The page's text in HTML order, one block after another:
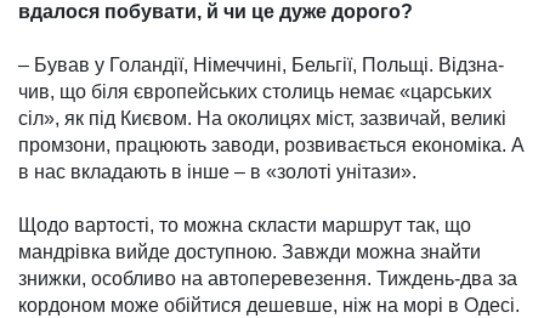
вдалося побувати, й чи це дуже дорого?
– Бував у Голандії, Німеч­чині, Бельгії, Польщі. Відзна­
чив, що біля європейських столиць немає «царських
сіл», як під Києвом. На околицях міст, зазвичай, великі
промзо­ни, працюють заводи, розвиває­ться економіка. А
в нас вклада­ють в інше – в «золоті унітази».
Щодо вартості, то можна скласти маршрут так, що
манд­рівка вийде доступною. Завжди можна знайти
знижки, особ­ливо на автоперевезення. Тиж­день-два за
кордоном може обійтися дешевше, ніж на морі в Одесі.